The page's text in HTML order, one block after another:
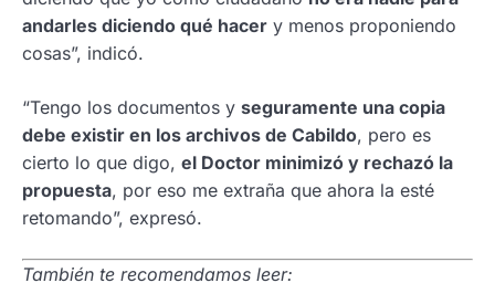
andarles diciendo qué hacer y menos proponiendo
cosas”, indicó.
“Tengo los documentos y seguramente una copia
debe existir en los archivos de Cabildo, pero es
cierto lo que digo, el Doctor minimizó y rechazó la
propuesta, por eso me extraña que ahora la esté
retomando”, expresó.
También te recomendamos leer: